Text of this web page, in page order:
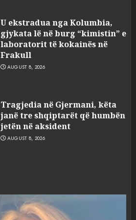
U ekstradua nga Kolumbia,
gjykata lë në burg “kimistin” e
laboratorit të kokainës në
Frakull
AUGUST 8, 2026
Tragjedia në Gjermani, këta
janë tre shqiptarët që humbën
jetën në aksident
AUGUST 8, 2026